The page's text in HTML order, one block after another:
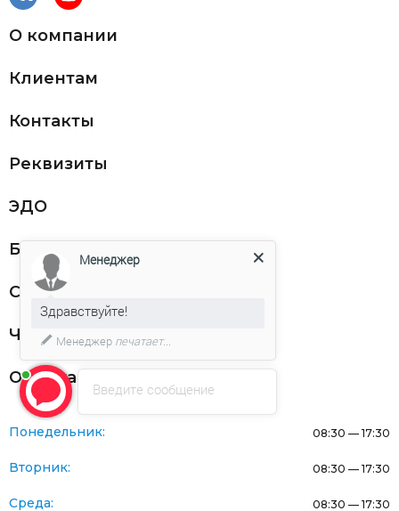
О компании
Клиентам
Контакты
Реквизиты
ЭДО
Благодарности
Статьи
Частникам
Оферта
Понедельник: 08:30 — 17:30
Вторник: 08:30 — 17:30
Среда: 08:30 — 17:30
Введите сообщение
Менеджер
Здравствуйте!
Менеджер печатает...